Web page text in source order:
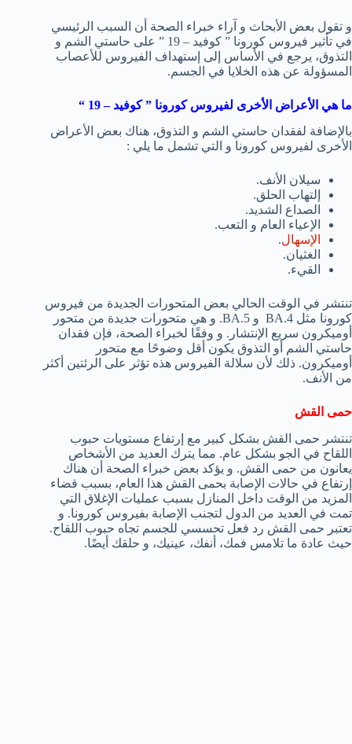
و تقول بعض الأبحاث و آراء خبراء الصحة أن السبب الرئيسي
في تأثير فيروس كورونا ” كوفيد – 19 ” على حاستي الشم و
التذوق، يرجع في الأساس إلى إستهداف الفيروس للأعصاب
المسؤولة عن هذه الخلايا في الجسم.
ما هي الأعراض الأخرى لفيروس كورونا ” كوفيد – 19 “
بالإضافة لفقدان حاستي الشم و التذوق، هناك بعض الأعراض
الأخرى لفيروس كورونا و التي تشمل ما يلي :
سيلان الأنف.
إلتهاب الحلق.
الصداع الشديد.
الإعياء العام و التعب.
الإسهال.
الغثيان.
القيء.
تنتشر في الوقت الحالي بعض المتحورات الجديدة من فيروس
كورونا مثل BA.4 و BA.5. و هي متحورات جديدة من متحور
أوميكرون سريع الإنتشار. و وفقًا لخبراء الصحة، فإن فقدان
حاستي الشم أو التذوق يكون أقل وضوحًا مع متحور
أوميكرون. ذلك لأن سلالة الفيروس هذه تؤثر على الرئتين أكثر
من الأنف.
حمى القش
تنتشر حمى القش بشكل كبير مع إرتفاع مستويات حبوب
اللقاح في الجو بشكل عام. مما يترك العديد من الأشخاص
يعانون من حمى القش. و يؤكد بعض خبراء الصحة أن هناك
إرتفاع في حالات الإصابة بحمى القش هذا العام، بسبب قضاء
المزيد من الوقت داخل المنازل بسبب عمليات الإغلاق التي
تمت في العديد من الدول لتجنب الإصابة بفيروس كورونا. و
تعتبر حمى القش رد فعل تحسسي للجسم تجاه حبوب اللقاح.
حيث عادة ما تلامس فمك، أنفك، عينيك، و حلقك أيضًا.